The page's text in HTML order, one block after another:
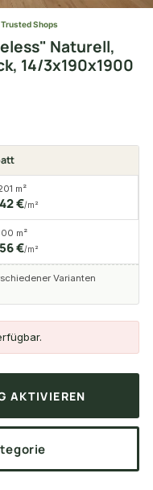
Trusted Shops
Naturell,
14/3x190x1900
m²
€/m²
m²
€/m²
Varianten
AKTIVIEREN